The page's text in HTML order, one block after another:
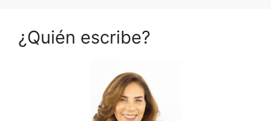
¿Quién escribe?